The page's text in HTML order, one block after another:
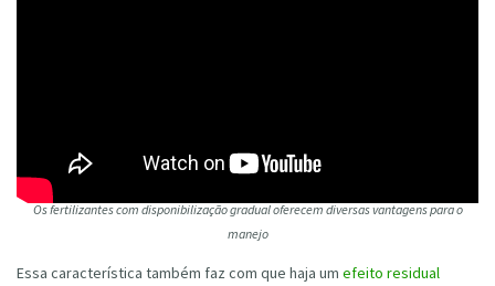
Os fertilizantes com disponibilização gradual oferecem diversas vantagens para o
manejo
Essa característica também faz com que haja um efeito residual